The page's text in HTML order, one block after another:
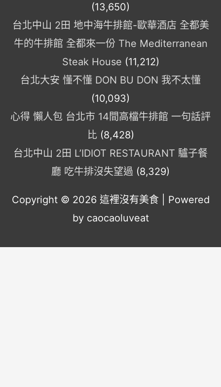
(13,650)
台北中山 2田 地中海牛排館-歐華酒店 全都美
牛的牛排館 全都來一份 The Mediterranean
Steak House (11,212)
台北大安 懂不懂 DON BU DON 我不太懂
(10,093)
心得 懶人包 台北市 14間高檔牛排館 一句話評
比 (8,428)
台北中山 2田 L’IDIOT RESTAURANT 驢子餐
廳 吃牛排沒失望過 (8,329)
Copyright © 2026 這裡沒有美食 | Powered
by caocaoluveat